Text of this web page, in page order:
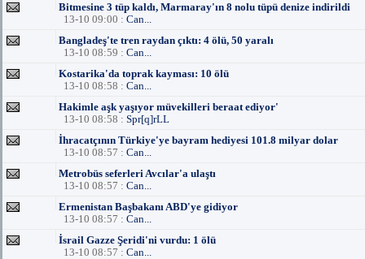
Bitmesine 3 tüp kaldı, Marmaray'ın 8 nolu tüpü denize indirildi
13-10 09:00 : Can...
Bangladeş'te tren raydan çıktı: 4 ölü, 50 yaralı
13-10 08:59 : Can...
Kostarika'da toprak kayması: 10 ölü
13-10 08:58 : Can...
Hakimle aşk yaşıyor müvekilleri beraat ediyor'
13-10 08:58 : Spr[q]rLL
İhracatçının Türkiye'ye bayram hediyesi 101.8 milyar dolar
13-10 08:57 : Can...
Metrobüs seferleri Avcılar'a ulaştı
13-10 08:57 : Can...
Ermenistan Başbakanı ABD'ye gidiyor
13-10 08:57 : Can...
İsrail Gazze Şeridi'ni vurdu: 1 ölü
13-10 08:57 : Can...